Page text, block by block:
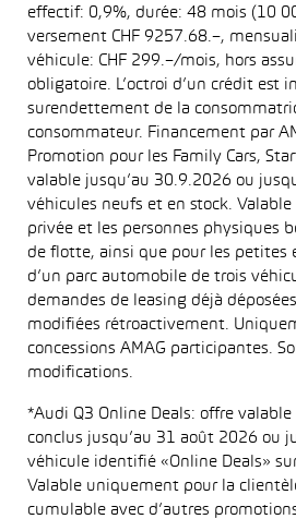
effectif: 0,9%, durée: 48 mois (10
versement CHF 9257.68.–,
véhicule: CHF 299.–/mois, hors
obligatoire. L’octroi d’un crédit est
surendettement de la
consommateur. Financement par
Promotion pour les Family Cars,
valable jusqu’au 30.9.2026 ou
véhicules neufs et en stock.
privée et les personnes physiques
de flotte, ainsi que pour les petites
d’un parc automobile de trois
demandes de leasing déjà
modifiées rétroactivement.
concessions AMAG participantes.
modifications.
*Audi Q3 Online Deals: offre
conclus jusqu’au 31 août 2026 ou
véhicule identifié «Online Deals»
Valable uniquement pour la
cumulable avec d’autres